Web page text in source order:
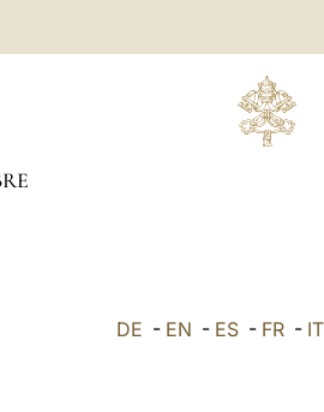
DE - EN - ES - FR - IT